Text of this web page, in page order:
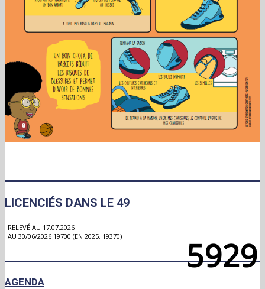
LICENCIÉS DANS LE 49
RELEVÉ AU 17.07.2026
AU 30/06/2026 19700 (EN 2025, 19370)
5929
AGENDA